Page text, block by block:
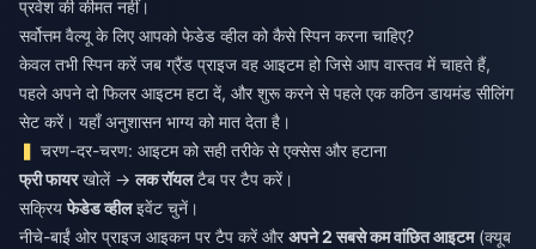
प्रवेश की कीमत नहीं।
सर्वोत्तम वैल्यू के लिए आपको फेडेड व्हील को कैसे स्पिन करना चाहिए?
केवल तभी स्पिन करें जब ग्रैंड प्राइज वह आइटम हो जिसे आप वास्तव में चाहते हैं,
पहले अपने दो फिलर आइटम हटा दें, और शुरू करने से पहले एक कठिन डायमंड सीलिंग
सेट करें। यहाँ अनुशासन भाग्य को मात देता है।
चरण-दर-चरण: आइटम को सही तरीके से एक्सेस और हटाना
फ्री फायरखोलें →लक रॉयलटैब पर टैप करें।
सक्रियफेडेड व्हीलइवेंट चुनें।
नीचे-बाईं ओर प्राइज आइकन पर टैप करें औरअपने 2 सबसे कम वांछित आइटम(क्यूब